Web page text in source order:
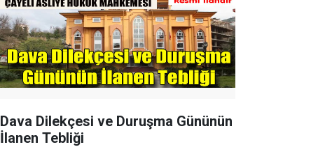
Dava Dilekçesi ve Duruşma Gününün
İlanen Tebliği